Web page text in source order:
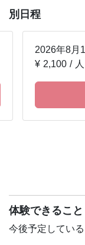
別日程
2026年8月
¥ 2,100 / 人
体験できること
今後予定してい